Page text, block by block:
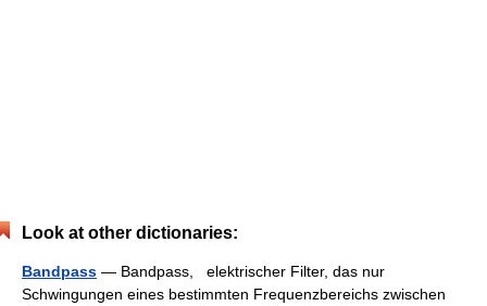
Look at other dictionaries:
Bandpass — Bandpass, elektrischer Filter, das nur
Schwingungen eines bestimmten Frequenzbereichs zwischen